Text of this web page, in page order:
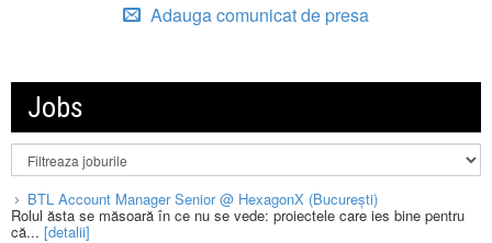
Adauga comunicat de presa
Jobs
BTL Account Manager Senior @ HexagonX (București)
Rolul ăsta se măsoară în ce nu se vede: proiectele care ies bine pentru
că... [detalii]